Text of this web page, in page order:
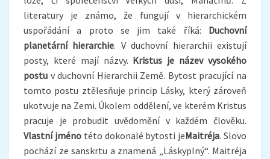
literatury je známo, že fungují v hierarchickém
uspořádání a proto se jim také říká: Duchovní
planetární hierarchie. V duchovní hierarchii existují
posty, které mají názvy. Kristus je název vysokého
postu v duchovní Hierarchii Země. Bytost pracující na
tomto postu ztělesňuje princip Lásky, který zároveň
ukotvuje na Zemi. Úkolem oddělení, ve kterém Kristus
pracuje je probudit uvědomění v každém člověku.
Vlastní jménotéto dokonalé bytosti jeMaitréja. Slovo
pochází ze sanskrtu a znamená „Láskyplný“. Maitréja